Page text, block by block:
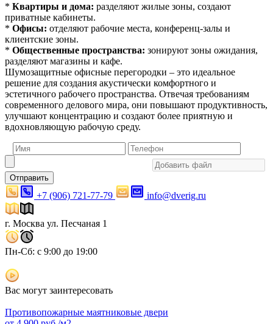
* Квартиры и дома: разделяют жилые зоны, создают
приватные кабинеты.
* Офисы: отделяют рабочие места, конференц-залы и
клиентские зоны.
* Общественные пространства: зонируют зоны ожидания,
разделяют магазины и кафе.
Шумозащитные офисные перегородки – это идеальное
решение для создания акустически комфортного и
эстетичного рабочего пространства. Отвечая требованиям
современного делового мира, они повышают продуктивность,
улучшают концентрацию и создают более приятную и
вдохновляющую рабочую среду.
Отправить
+7 (906) 721-77-79 info@dverig.ru
г. Москва ул. Песчаная 1
Пн-Сб: с 9:00 до 19:00
Вас могут заинтересовать
Противопожарные маятниковые двери